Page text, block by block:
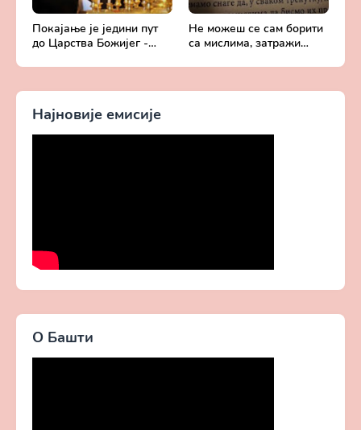
Покајање је једини пут
до Царства Божијег -
без Христа
Не можеш се сам борити
са мислима, затражи
Добротољубље за сваки
Најновије емисије
О Башти